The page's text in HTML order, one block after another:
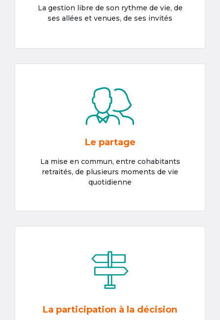
La gestion libre de son rythme de vie, de
ses allées et venues, de ses invités
Le partage
La mise en commun, entre cohabitants
retraités, de plusieurs moments de vie
quotidienne
La participation à la décision